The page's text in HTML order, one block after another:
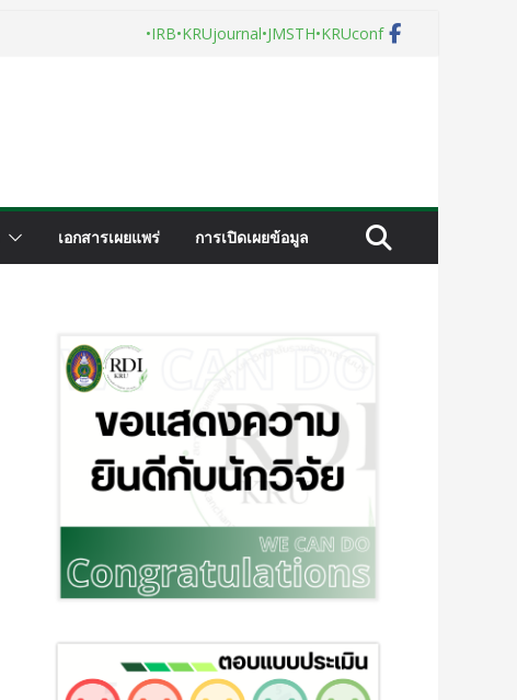
•IRB•KRUjournal•JMSTH•KRUconf
เอกสารเผยแพร่ การเปิดเผยข้อมูล